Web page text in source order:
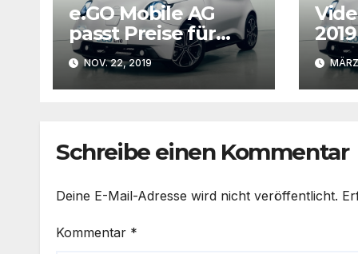
e.GO Mobile AG
passt Preise für
e.GO Life an
NOV. 22, 2019
auf
Schreibe einen Kommentar
Deine E-Mail-Adresse wird nicht veröffentlicht.
Kommentar *